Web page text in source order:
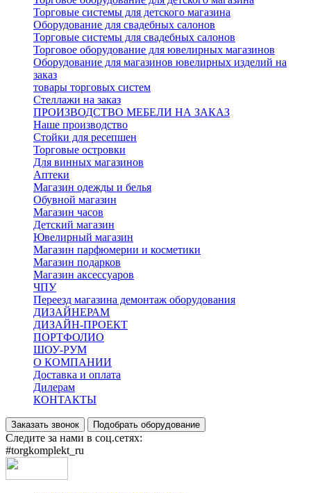
Торговые системы для детского магазина
Оборудование для свадебных салонов
Торговые системы для свадебных салонов
Торговое оборудование для ювелирных магазинов
Оборудование для магазинов ювелирных изделий на
заказ
товары торговых систем
Стеллажи на заказ
ПРОИЗВОДСТВО МЕБЕЛИ НА ЗАКАЗ
Наше производство
Стойки для ресепшен
Торговые островки
Для винных магазинов
Аптеки
Магазин одежды и белья
Обувной магазин
Магазин часов
Детский магазин
Ювелирный магазин
Магазин парфюмерии и косметики
Магазин подарков
Магазин аксессуаров
ЧПУ
Переезд магазина демонтаж оборудования
ДИЗАЙНЕРАМ
ДИЗАЙН-ПРОЕКТ
ПОРТФОЛИО
ШОУ-РУМ
О КОМПАНИИ
Доставка и оплата
Дилерам
КОНТАКТЫ
Заказать звонок Подобрать оборудование
Следите за нами в соц.сетях:
#torgkomplekt_ru